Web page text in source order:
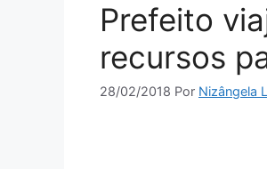
Prefeito
recursos
28/02/2018 Por Nizângela